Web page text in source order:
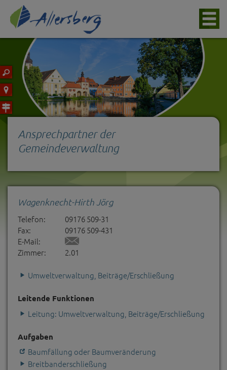
Ansprechpartner der
Gemeindeverwaltung
Wagenknecht-Hirth Jörg
Telefon:
09176 509-31
Fax:
09176 509-431
E-Mail:
Zimmer:
2.01
Umweltverwaltung, Beiträge/Erschließung
Leitende Funktionen
Leitung: Umweltverwaltung, Beiträge/Erschließung
Aufgaben
Baumfällung oder Baumveränderung
Breitbanderschließung